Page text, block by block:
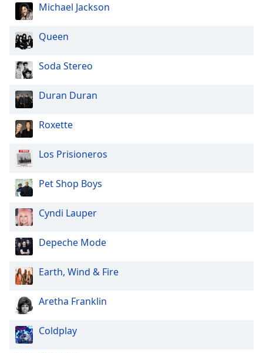
Text
Edge
Style
Font
Family
Reset
Done
Close
Modal
Dialog
End
dialog
window.
Michael Jackson
Queen
Soda Stereo
Duran Duran
Roxette
Los Prisioneros
Pet Shop Boys
Cyndi Lauper
Depeche Mode
Earth, Wind & Fire
Aretha Franklin
Coldplay